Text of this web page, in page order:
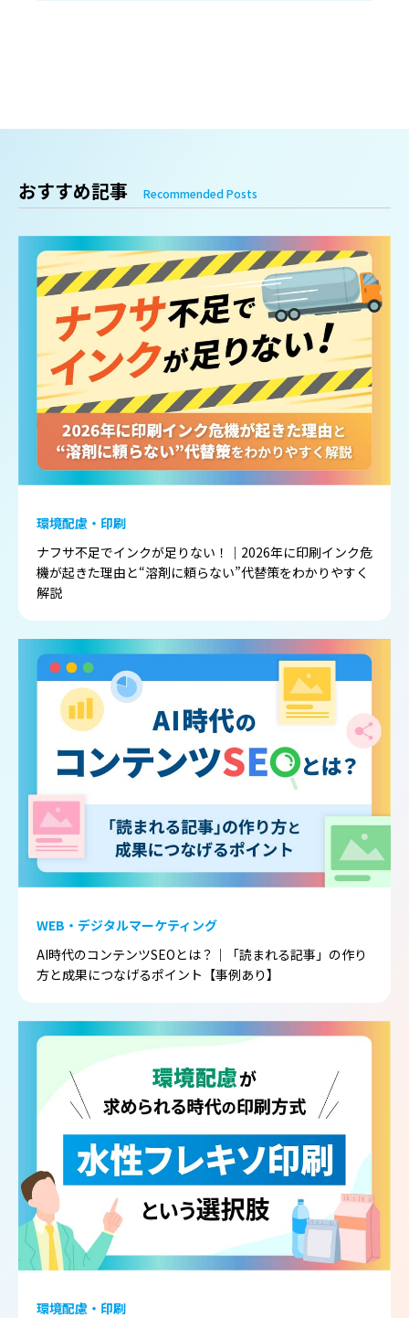
おすすめ記事 Recommended Posts
環境配慮・印刷
ナフサ不足でインクが足りない！｜2026年に印刷インク危
機が起きた理由と“溶剤に頼らない”代替策をわかりやすく
解説
WEB・デジタルマーケティング
AI時代のコンテンツSEOとは？｜「読まれる記事」の作り
方と成果につなげるポイント【事例あり】
環境配慮・印刷